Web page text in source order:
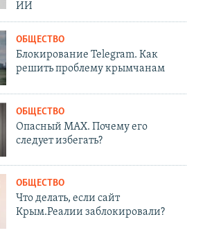
ИИ
ОБЩЕСТВО
Блокирование Telegram. Как
решить проблему крымчанам
ОБЩЕСТВО
Опасный MAX. Почему его
следует избегать?
ОБЩЕСТВО
Что делать, если сайт
Крым.Реалии заблокировали?